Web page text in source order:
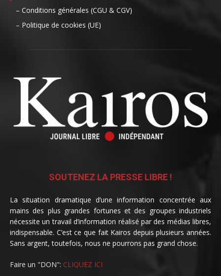
– Conditions générales (CGU & CGV)
– Politique de cookies (UE)
SOUTENEZ LA PRESSE LIBRE !
La situation dramatique d’une information concentrée aux
mains des plus grandes fortunes et des groupes industriels
nécessite un travail d’information réalisé par des médias libres,
indispensable. C’est ce que fait Kairos depuis plusieurs années.
Sans argent, toutefois, nous ne pourrons pas grand chose.
Faire un "DON": CLIQUEZ ICI